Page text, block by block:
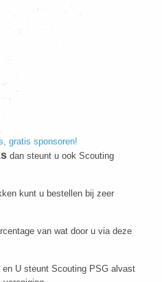
dan steunt u ook Scouting
kunt u bestellen bij zeer
van wat door u via deze
U steunt Scouting PSG alvast